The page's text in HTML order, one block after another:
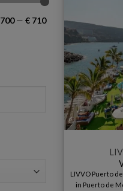
— € 710
LIVVO Puerto
in Puerto de